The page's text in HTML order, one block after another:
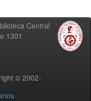
Central
1301
© 2002-